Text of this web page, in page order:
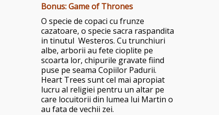
Bonus: Game of Thrones
O specie de copaci cu frunze
cazatoare, o specie sacra raspandita
in tinutul Westeros. Cu trunchiuri
albe, arborii au fete cioplite pe
scoarta lor, chipurile gravate fiind
puse pe seama Copiilor Padurii.
Heart Trees sunt cel mai apropiat
lucru al religiei pentru un altar pe
care locuitorii din lumea lui Martin o
au fata de vechii zei.